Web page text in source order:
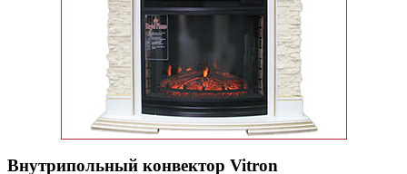
Внутрипольный конвектор Vitron